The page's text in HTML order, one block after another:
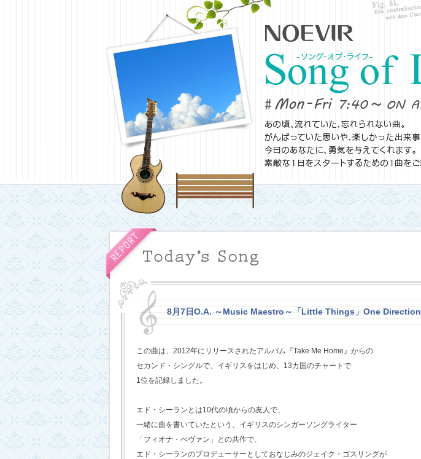
8月7日O.A. ～Music Maestro～「Little Things」One Direction
この曲は、2012年にリリースされたアルバム『Take Me Home』からの
セカンド・シングルで、イギリスをはじめ、13カ国のチャートで
1位を記録しました。
エド・シーランとは10代の頃からの友人で、
一緒に曲を書いていたという、イギリスのシンガーソングライター
「フィオナ・べヴァン」との共作で、
エド・シーランのプロデューサーとしておなじみのジェイク・ゴスリングが